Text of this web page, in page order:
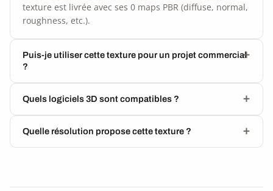
texture est livrée avec ses 0 maps PBR (diffuse, normal,
roughness, etc.).
Puis-je utiliser cette texture pour un projet commercial
?
Quels logiciels 3D sont compatibles ?
Quelle résolution propose cette texture ?